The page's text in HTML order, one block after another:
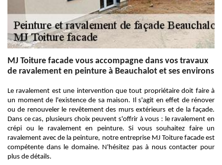
MJ Toiture facade vous accompagne dans vos travaux
de ravalement en peinture à Beauchalot et ses environs
Le ravalement est une intervention que tout propriétaire doit faire à
un moment de l'existence de sa maison. Il s'agit en effet de rénover
ou de renouveler le revêtement des murs extérieurs et de la façade.
Dans ce cas, plusieurs choix peuvent s'offrir à vous : le ravalement en
crépi ou le ravalement en peinture. Si vous souhaitez faire un
ravalement avec de la peinture, notre entreprise MJ Toiture facade est
compétente dans le domaine. N'hésitez pas à nous contacter pour
plus de détails.